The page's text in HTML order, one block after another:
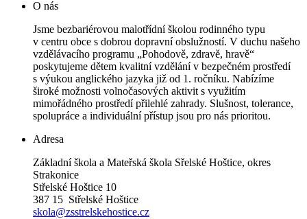
O nás
Jsme bezbariérovou malotřídní školou rodinného typu
v centru obce s dobrou dopravní obslužností. V duchu našeho
vzdělávacího programu „Pohodově, zdravě, hravě“
poskytujeme dětem kvalitní vzdělání v bezpečném prostředí
s výukou anglického jazyka již od 1. ročníku. Nabízíme
široké možnosti volnočasových aktivit s využitím
mimořádného prostředí přilehlé zahrady. Slušnost, tolerance,
spolupráce a individuální přístup jsou pro nás prioritou.
Adresa
Základní škola a Mateřská škola Sřelské Hoštice, okres
Strakonice
Střelské Hoštice 10
387 15 Střelské Hoštice
skola@zsstrelskehostice.cz